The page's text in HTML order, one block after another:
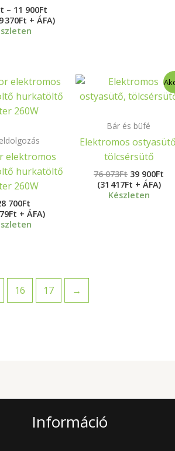
– 11 900Ft
370Ft + ÁFA)
elektromos
hurkatöltő
260W
700Ft
+ ÁFA)
Bár és büfé
Elektromos
tölcsérsütő
76 073Ft
Original
was:
073Ft.
39 900Ft
is:
(31 417Ft + ÁFA)
Készleten
16 17 →
Információ